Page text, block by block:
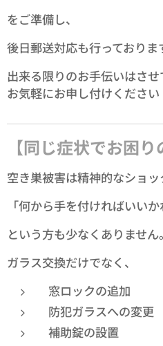
をご準備し、
後日郵送対応も行っておりま
出来る限りのお手伝いはさ
お気軽にお申し付けください
【同じ症状でお困り
空き巣被害は精神的なショッ
「何から手を付ければいいか
という方も少なくありません。
ガラス交換だけでなく、
窓ロックの追加
防犯ガラスへの変更
補助錠の設置